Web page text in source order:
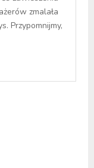
zmalała
Przypomnijmy,